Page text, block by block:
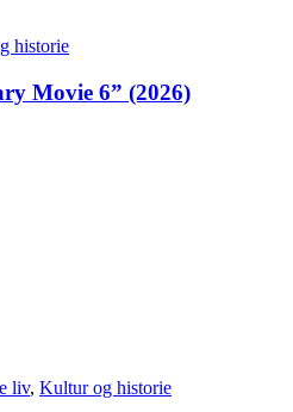
historie
Movie 6” (2026)
liv, Kultur og historie